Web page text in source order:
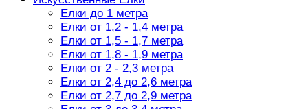
Елки до 1 метра
Елки от 1,2 - 1,4 метра
Елки от 1,5 - 1,7 метра
Елки от 1,8 - 1,9 метра
Елки от 2 - 2,3 метра
Елки от 2,4 до 2,6 метра
Елки от 2,7 до 2,9 метра